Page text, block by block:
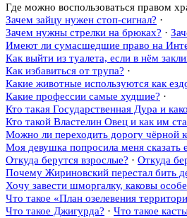
Где можно воспользоваться правом
Зачем зайцу нужен стоп-сигнал? ·
Зачем нужны стрелки на брюках? ·
Имеют ли сумасшедшие право на
Как выйти из туалета, если в нём
Как избавиться от трупа? ·
Какие животные используются как
Какие профессии самые худшие? ·
Кто такая Государственная Дура и
Кто такой Властелин Овец и как им
Можно ли переходить дорогу чёрной
Моя девушка попросила меня сказать
Откуда берутся взрослые? · Откуда
Почему Жириновский перестал бить
Хочу завести шморгалку, каковы
Что такое «План озелевения
Что такое Джигурда? · Что такое